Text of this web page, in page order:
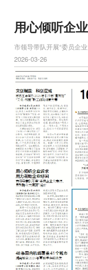
用心倾听企
市领导带队开展“委员企
2026-03-26